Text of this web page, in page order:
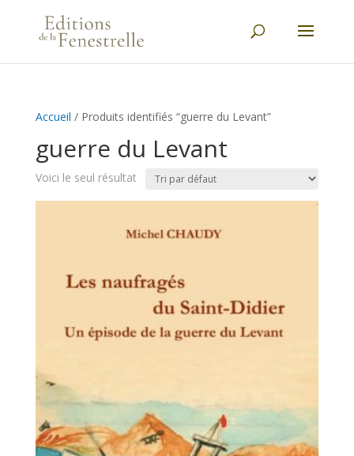
Accueil / Produits identifiés “guerre du Levant”
guerre du Levant
Voici le seul résultat